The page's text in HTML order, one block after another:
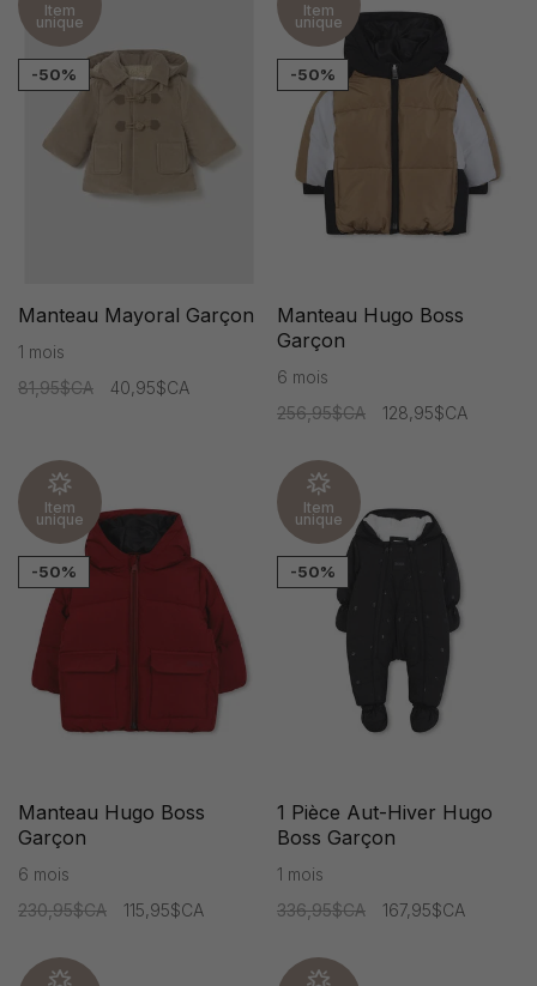
Item
unique
-50%
Manteau Mayoral Garçon
1 mois
81,95$CA
40,95$CA
Item
unique
-50%
Manteau Hugo Boss
Garçon
6 mois
256,95$CA
128,95$CA
Item
unique
-50%
Manteau Hugo Boss
Garçon
6 mois
230,95$CA
115,95$CA
Item
unique
-50%
1 Pièce Aut-Hiver Hugo
Boss Garçon
1 mois
336,95$CA
167,95$CA